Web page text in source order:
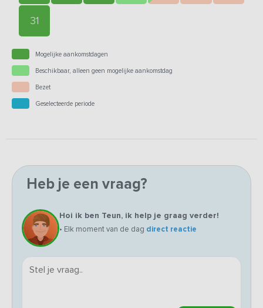
31
Mogelijke aankomstdagen
Beschikbaar, alleen geen mogelijke aankomstdag
Bezet
Geselecteerde periode
Heb je een vraag?
Hoi ik ben Teun, ik help je graag verder!
• Elk moment van de dag direct reactie